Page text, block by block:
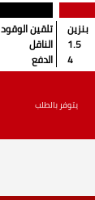
بنزين
1.5
4
تلقين الوقود
الناقل
الدفع
يتوفر بالطلب